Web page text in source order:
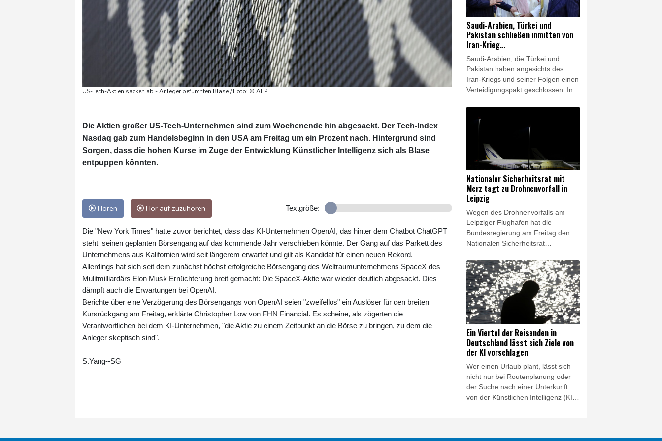
US-Tech-Aktien sacken ab - Anleger befürchten Blase / Foto: © AFP
Die Aktien großer US-Tech-Unternehmen sind zum Wochenende hin abgesackt. Der Tech-Index
Nasdaq gab zum Handelsbeginn in den USA am Freitag um ein Prozent nach. Hintergrund sind
Sorgen, dass die hohen Kurse im Zuge der Entwicklung Künstlicher Intelligenz sich als Blase
entpuppen könnten.
Hören Hör auf zuzuhören Textgröße:
Die "New York Times" hatte zuvor berichtet, dass das KI-Unternehmen OpenAI, das hinter dem Chatbot ChatGPT
steht, seinen geplanten Börsengang auf das kommende Jahr verschieben könnte. Der Gang auf das Parkett des
Unternehmens aus Kalifornien wird seit längerem erwartet und gilt als Kandidat für einen neuen Rekord.
Allerdings hat sich seit dem zunächst höchst erfolgreiche Börsengang des Weltraumunternehmens SpaceX des
Mulitmilliardärs Elon Musk Ernüchterung breit gemacht: Die SpaceX-Aktie war wieder deutlich abgesackt. Dies
dämpft auch die Erwartungen bei OpenAI.
Berichte über eine Verzögerung des Börsengangs von OpenAI seien "zweifellos" ein Auslöser für den breiten
Kursrückgang am Freitag, erklärte Christopher Low von FHN Financial. Es scheine, als zögerten die
Verantwortlichen bei dem KI-Unternehmen, "die Aktie zu einem Zeitpunkt an die Börse zu bringen, zu dem die
Anleger skeptisch sind".
S.Yang--SG
unten. Insgesamt waren im Juli 6,9
Millionen Menschen in den USA
arbeitslos.
Saudi-Arabien, Türkei und
Pakistan schließen inmitten von
Iran-Krieg
Verteidigungsabkommen
Saudi-Arabien, die Türkei und
Pakistan haben angesichts des
Iran-Kriegs und seiner Folgen einen
Verteidigungspakt geschlossen. In
gaben die drei Länder am Freitag
die Unterzeichnung des
"Gemeinsamen
Mekka" bekannt. Das pakistanische
Außenministerium erklärte, mit dem
Pakt werde ein Angriff auf ein
Mitglied als Angriff auf alle
angesehen. Das Abkommen ist
demnach "darauf ausgerichtet, die
kollektive Abschreckung zu
stärken".
Nationaler Sicherheitsrat mit
Merz tagt zu Drohnenvorfall in
Leipzig
Wegen des Drohnenvorfalls am
Leipziger Flughafen hat die
Bundesregierung am Freitag den
Nationalen Sicherheitsrat
unter Vorsitz von Bundeskanzler
Friedrich Merz (CDU) telefonisch
statt, wie Regierungssprecher
Stefan Kornelius mitteilte. "Wegen
der besonderen Bedeutung des
Falles" hatte am Donnerstagabend
bereits die Bundesanwaltschaft die
Ermittlungen in dem Fall
übernommen.
Ein Viertel der Reisenden in
Deutschland lässt sich Ziele von
der KI vorschlagen
Wer einen Urlaub plant, lässt sich
nicht nur bei Routenplanung oder
der Suche nach einer Unterkunft
von der Künstlichen Intelligenz (KI)
veröffentlichten Umfrage des